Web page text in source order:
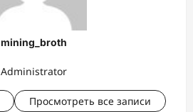
mining_broth
Administrator
Просмотреть все записи